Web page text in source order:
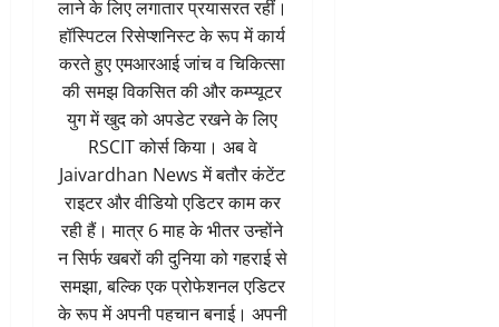
लाने के लिए लगातार प्रयासरत रहीं।
हॉस्पिटल रिसेप्शनिस्ट के रूप में कार्य
करते हुए एमआरआई जांच व चिकित्सा
की समझ विकसित की और कम्प्यूटर
युग में खुद को अपडेट रखने के लिए
RSCIT कोर्स किया। अब वे
Jaivardhan News में बतौर कंटेंट
राइटर और वीडियो एडिटर काम कर
रही हैं। मात्र 6 माह के भीतर उन्होंने
न सिर्फ खबरों की दुनिया को गहराई से
समझा, बल्कि एक प्रोफेशनल एडिटर
के रूप में अपनी पहचान बनाई। अपनी